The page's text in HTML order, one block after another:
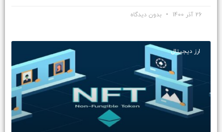
26 آذر 1400 بدون دیدگاه
ارز دیجیتال